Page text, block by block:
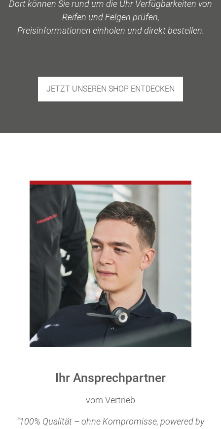
Dort können Sie rund um die Uhr Verfügbarkeiten von
Reifen und Felgen prüfen,
Preisinformationen einholen und direkt bestellen.
JETZT UNSEREN SHOP ENTDECKEN
Ihr Ansprechpartner
vom Vertrieb
“100% Qualität – ohne Kompromisse, powered by